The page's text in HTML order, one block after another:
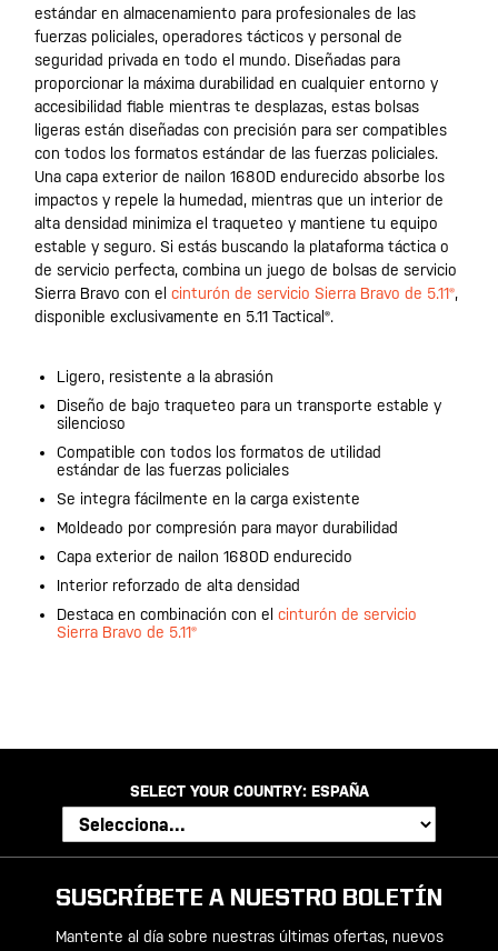
estándar en almacenamiento para profesionales de las
fuerzas policiales, operadores tácticos y personal de
seguridad privada en todo el mundo. Diseñadas para
proporcionar la máxima durabilidad en cualquier entorno y
accesibilidad fiable mientras te desplazas, estas bolsas
ligeras están diseñadas con precisión para ser compatibles
con todos los formatos estándar de las fuerzas policiales.
Una capa exterior de nailon 1680D endurecido absorbe los
impactos y repele la humedad, mientras que un interior de
alta densidad minimiza el traqueteo y mantiene tu equipo
estable y seguro. Si estás buscando la plataforma táctica o
de servicio perfecta, combina un juego de bolsas de servicio
Sierra Bravo con el cinturón de servicio Sierra Bravo de 5.11®,
disponible exclusivamente en 5.11 Tactical®.
Ligero, resistente a la abrasión
Diseño de bajo traqueteo para un transporte estable y
silencioso
Compatible con todos los formatos de utilidad
estándar de las fuerzas policiales
Se integra fácilmente en la carga existente
Moldeado por compresión para mayor durabilidad
Capa exterior de nailon 1680D endurecido
Interior reforzado de alta densidad
Destaca en combinación con el cinturón de servicio
Sierra Bravo de 5.11®
SELECT YOUR COUNTRY: ESPAÑA
SUSCRÍBETE A NUESTRO BOLETÍN
Mantente al día sobre nuestras últimas ofertas, nuevos